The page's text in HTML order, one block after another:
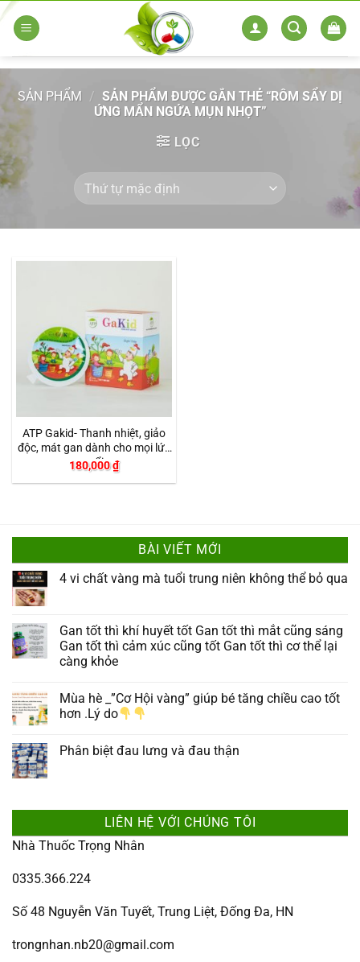
Skip
SẢN PHẨM / SẢN PHẨM ĐƯỢC GẮN THẺ “RÔM SẨY DỊ
ỨNG MẨN NGỨA MỤN NHỌT”
LỌC
ATP Gakid- Thanh nhiệt, giảo
độc, mát gan dành cho mọi lứa
tuổi
180,000₫
BÀI VIẾT MỚI
4 vi chất vàng mà tuổi trung niên không thể bỏ qua
Gan tốt thì khí huyết tốt Gan tốt thì mắt cũng sáng
Gan tốt thì cảm xúc cũng tốt Gan tốt thì cơ thể lại
càng khỏe
Mùa hè _”Cơ Hội vàng” giúp bé tăng chiều cao tốt
hơn .Lý do
Phân biệt đau lưng và đau thận
LIÊN HỆ VỚI CHÚNG TÔI
Nhà Thuốc Trọng Nhân
0335.366.224
Số 48 Nguyễn Văn Tuyết, Trung Liệt, Đống Đa, HN
trongnhan.nb20@gmail.com